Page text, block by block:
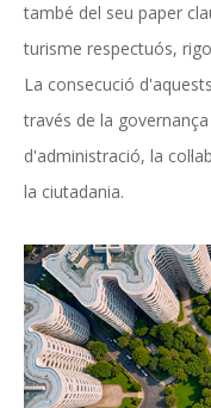
també del seu paper
turisme respectuós,
La consecució
través de la
d'administració, la
la ciutadania.